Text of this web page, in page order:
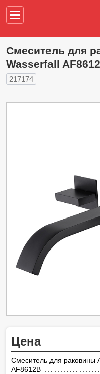
Смеситель для
Wasserfall
217174
Цена
Смеситель для раковины
AF8612B